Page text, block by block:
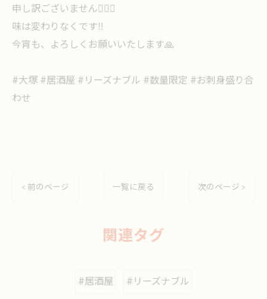
申し訳ございません🙇🏻‍♀️
味は変わりなくです‼️
今宵も、よろしくお願いいたします🙏
#大塚 #居酒屋 #リーズナブル #数量限定 #お刺身盛り合
わせ
< 前のページ 一覧に戻る 次のページ >
関連タグ
#居酒屋 #リーズナブル